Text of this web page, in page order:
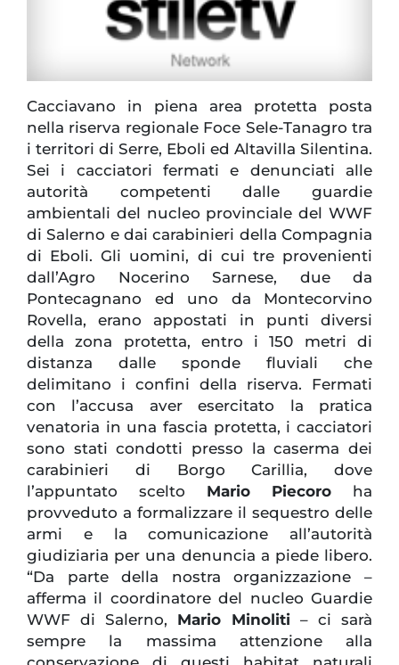
Cacciavano in piena area protetta posta
nella riserva regionale Foce Sele-Tanagro tra
i territori di Serre, Eboli ed Altavilla Silentina.
Sei i cacciatori fermati e denunciati alle
autorità competenti dalle guardie
ambientali del nucleo provinciale del WWF
di Salerno e dai carabinieri della Compagnia
di Eboli. Gli uomini, di cui tre provenienti
dall’Agro Nocerino Sarnese, due da
Pontecagnano ed uno da Montecorvino
Rovella, erano appostati in punti diversi
della zona protetta, entro i 150 metri di
distanza dalle sponde fluviali che
delimitano i confini della riserva. Fermati
con l’accusa aver esercitato la pratica
venatoria in una fascia protetta, i cacciatori
sono stati condotti presso la caserma dei
carabinieri di Borgo Carillia, dove
l’appuntato scelto Mario Piecoro ha
provveduto a formalizzare il sequestro delle
armi e la comunicazione all’autorità
giudiziaria per una denuncia a piede libero.
“Da parte della nostra organizzazione –
afferma il coordinatore del nucleo Guardie
WWF di Salerno, Mario Minoliti – ci sarà
sempre la massima attenzione alla